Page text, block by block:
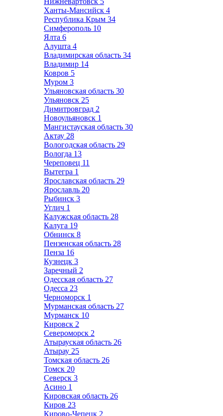
Ханты-Мансийск 4
Республика Крым 34
Симферополь 10
Ялта 6
Алушта 4
Владимирская область 34
Владимир 14
Ковров 5
Муром 3
Ульяновская область 30
Ульяновск 25
Димитровград 2
Новоульяновск 1
Мангистауская область 30
Актау 28
Вологодская область 29
Вологда 13
Череповец 11
Вытегра 1
Ярославская область 29
Ярославль 20
Рыбинск 3
Углич 1
Калужская область 28
Калуга 19
Обнинск 8
Пензенская область 28
Пенза 16
Кузнецк 3
Заречный 2
Одесская область 27
Одесса 23
Черноморск 1
Мурманская область 27
Мурманск 10
Кировск 2
Североморск 2
Атырауская область 26
Атырау 25
Томская область 26
Томск 20
Северск 3
Асино 1
Кировская область 26
Киров 23
Кирово-Чепецк 2